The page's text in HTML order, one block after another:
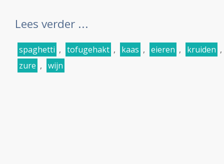
Lees verder ...
spaghetti , tofugehakt , kaas , eieren , kruiden ,
zure , wijn